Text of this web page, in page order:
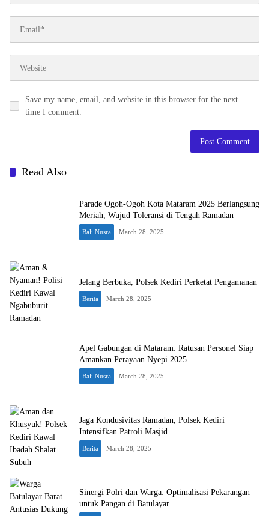
Save my name, email, and website in this browser for the next
time I comment.
Read Also
Parade Ogoh-Ogoh Kota Mataram 2025 Berlangsung
Meriah, Wujud Toleransi di Tengah Ramadan
Bali Nusra March 28, 2025
Jelang Berbuka, Polsek Kediri Perketat Pengamanan
Berita March 28, 2025
Apel Gabungan di Mataram: Ratusan Personel Siap
Amankan Perayaan Nyepi 2025
Bali Nusra March 28, 2025
Jaga Kondusivitas Ramadan, Polsek Kediri
Intensifkan Patroli Masjid
Berita March 28, 2025
Sinergi Polri dan Warga: Optimalisasi Pekarangan
untuk Pangan di Batulayar